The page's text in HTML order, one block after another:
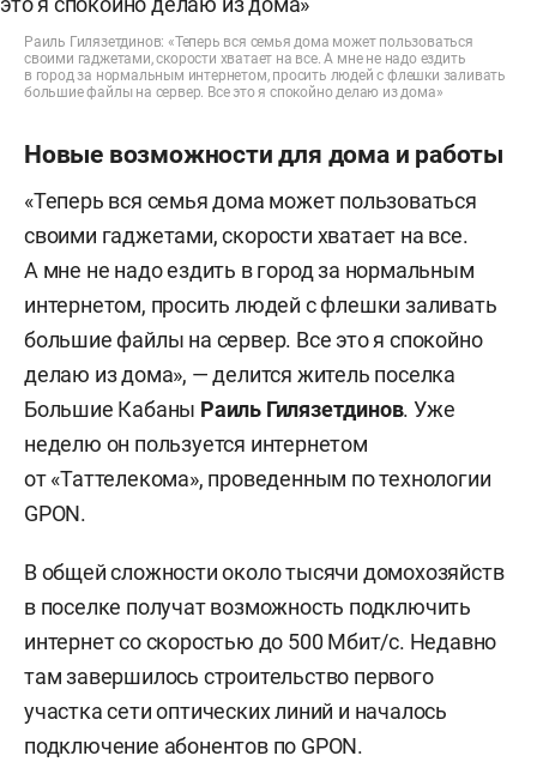
Раиль Гилязетдинов: «Теперь вся семья дома может пользоваться
своими гаджетами, скорости хватает на все. А мне не надо ездить
в город за нормальным интернетом, просить людей с флешки заливать
большие файлы на сервер. Все это я спокойно делаю из дома»
Новые возможности для дома и работы
«Теперь вся семья дома может пользоваться
своими гаджетами, скорости хватает на все.
А мне не надо ездить в город за нормальным
интернетом, просить людей с флешки заливать
большие файлы на сервер. Все это я спокойно
делаю из дома», — делится житель поселка
Большие Кабаны Раиль Гилязетдинов. Уже
неделю он пользуется интернетом
от «Таттелекома», проведенным по технологии
GPON.
В общей сложности около тысячи домохозяйств
в поселке получат возможность подключить
интернет со скоростью до 500 Мбит/с. Недавно
там завершилось строительство первого
участка сети оптических линий и началось
подключение абонентов по GPON.